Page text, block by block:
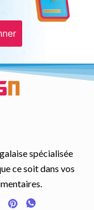
spécialisée
ce soit dans vos